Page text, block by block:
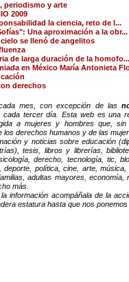
periodismo y arte
2009
la ciencia, reto de l...
Una aproximación a la obr...
se llenó de angelitos
de larga duración de la homofo...
en México María Antonieta
derechos
mes, con excepción de las
cada tercer día. Esta web es una
a mujeres y hombres que, sin
los derechos humanos y de las
y noticias sobre educación
tesis, libros y librerías,
derecho, tecnología, tic,
deporte, política, cine, arte,
adultas mayores, economía,
más.
información acompáñala de la
estatura hasta que nos ponemos